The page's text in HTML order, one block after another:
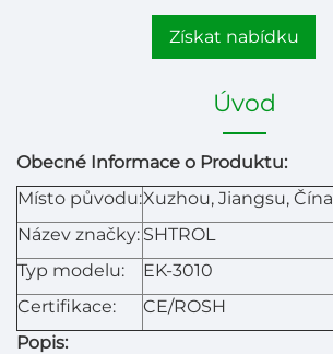
Získat nabídku
Úvod
Obecné Informace o Produktu:
Místo původu:Xuzhou, Jiangsu, Čína
Název značky: SHTROL
Typ modelu:
EK-3010
Certifikace:
CE/ROSH
Popis: